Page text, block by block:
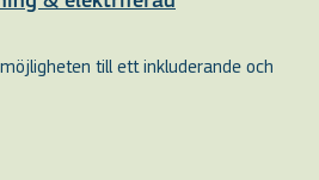
till ett inkluderande och